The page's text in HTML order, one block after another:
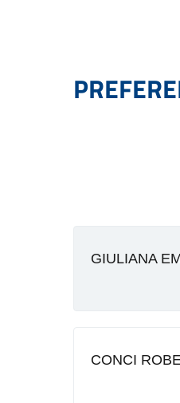
GIULIANA
CONCI